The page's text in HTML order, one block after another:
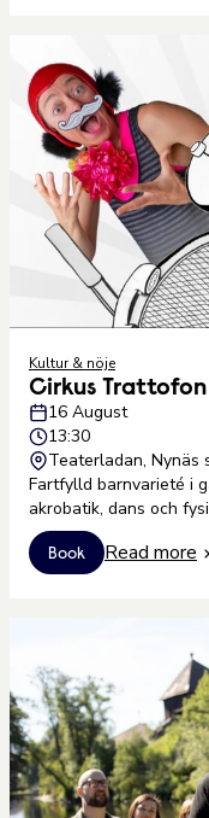
Kultur & nöje
Cirkus Trattofon
16 August
13:30
Teaterladan, Nynäs
Fartfylld barnvarieté i
akrobatik, dans och
Book Read more